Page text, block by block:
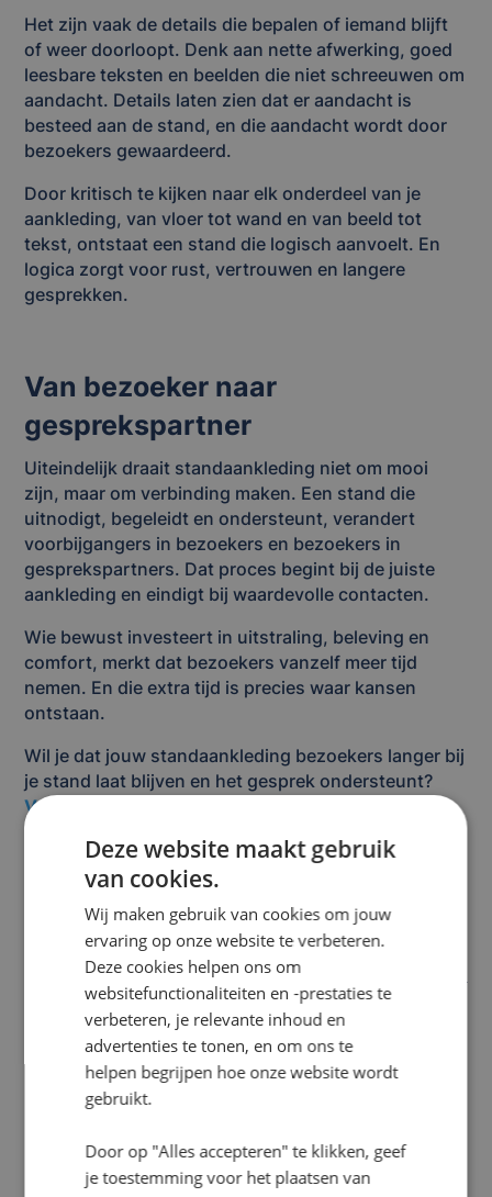
Het zijn vaak de details die bepalen of iemand blijft
of weer doorloopt. Denk aan nette afwerking, goed
leesbare teksten en beelden die niet schreeuwen om
aandacht. Details laten zien dat er aandacht is
besteed aan de stand, en die aandacht wordt door
bezoekers gewaardeerd.
Door kritisch te kijken naar elk onderdeel van je
aankleding, van vloer tot wand en van beeld tot
tekst, ontstaat een stand die logisch aanvoelt. En
logica zorgt voor rust, vertrouwen en langere
gesprekken.
Van bezoeker naar
gesprekspartner
Uiteindelijk draait standaankleding niet om mooi
zijn, maar om verbinding maken. Een stand die
uitnodigt, begeleidt en ondersteunt, verandert
voorbijgangers in bezoekers en bezoekers in
gesprekspartners. Dat proces begint bij de juiste
aankleding en eindigt bij waardevolle contacten.
Wie bewust investeert in uitstraling, beleving en
comfort, merkt dat bezoekers vanzelf meer tijd
nemen. En die extra tijd is precies waar kansen
ontstaan.
Wil je dat jouw standaankleding bezoekers langer bij
je stand laat blijven en het gesprek ondersteunt?
Vraag dan een offerte aan
stand beter kan aansluiten bij je doelen.
Veelgestelde vragen (FAQ)
Hoe zorgt standaankleding ervoor
dat bezoekers langer bij je stand
blijven?
overzichtelijk je stand aanvoelt. Wanneer
bezoekers direct begrijpen wat je aanbiedt en
Deze website maakt gebruik
van cookies.
Wij maken gebruik van cookies om jouw
ervaring op onze website te verbeteren.
Deze cookies helpen ons om
websitefunctionaliteiten en -prestaties te
verbeteren, je relevante inhoud en
advertenties te tonen, en om ons te
helpen begrijpen hoe onze website wordt
gebruikt.
Door op "Alles accepteren" te klikken, geef
je toestemming voor het plaatsen van